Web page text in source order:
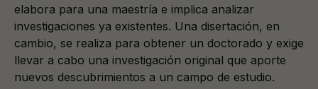
elabora para una maestría e implica analizar
investigaciones ya existentes. Una disertación, en
cambio, se realiza para obtener un doctorado y exige
llevar a cabo una investigación original que aporte
nuevos descubrimientos a un campo de estudio.